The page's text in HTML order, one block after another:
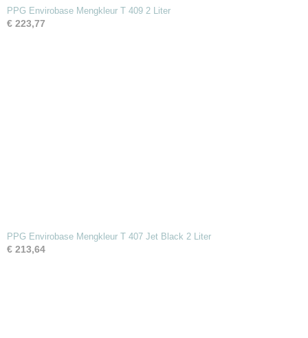
PPG Envirobase Mengkleur T 409 2 Liter
€ 223,77
PPG Envirobase Mengkleur T 407 Jet Black 2 Liter
€ 213,64